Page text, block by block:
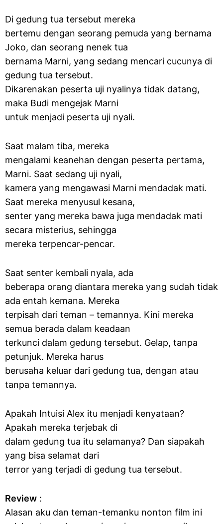
Di gedung tua tersebut mereka
bertemu dengan seorang pemuda yang bernama
Joko, dan seorang nenek tua
bernama Marni, yang sedang mencari cucunya di
gedung tua tersebut.
Dikarenakan peserta uji nyalinya tidak datang,
maka Budi mengejak Marni
untuk menjadi peserta uji nyali.
Saat malam tiba, mereka
mengalami keanehan dengan peserta pertama,
Marni. Saat sedang uji nyali,
kamera yang mengawasi Marni mendadak mati.
Saat mereka menyusul kesana,
senter yang mereka bawa juga mendadak mati
secara misterius, sehingga
mereka terpencar-pencar.
Saat senter kembali nyala, ada
beberapa orang diantara mereka yang sudah tidak
ada entah kemana. Mereka
terpisah dari teman – temannya. Kini mereka
semua berada dalam keadaan
terkunci dalam gedung tersebut. Gelap, tanpa
petunjuk. Mereka harus
berusaha keluar dari gedung tua, dengan atau
tanpa temannya.
Apakah Intuisi Alex itu menjadi kenyataan?
Apakah mereka terjebak di
dalam gedung tua itu selamanya? Dan siapakah
yang bisa selamat dari
terror yang terjadi di gedung tua tersebut.
Review :
Alasan aku dan teman-temanku nonton film ini